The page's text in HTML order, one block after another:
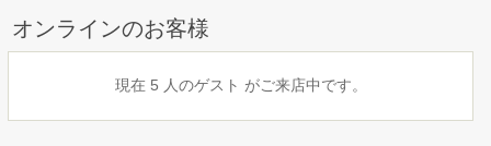
オンラインのお客様
現在 5 人のゲスト がご来店中です。